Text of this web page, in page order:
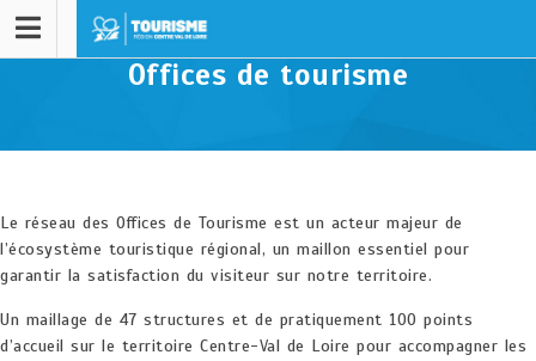
Offices de tourisme
Le réseau des Offices de Tourisme est un acteur majeur de
l’écosystème touristique régional, un maillon essentiel pour
garantir la satisfaction du visiteur sur notre territoire.
Un maillage de 47 structures et de pratiquement 100 points
d’accueil sur le territoire Centre-Val de Loire pour accompagner les